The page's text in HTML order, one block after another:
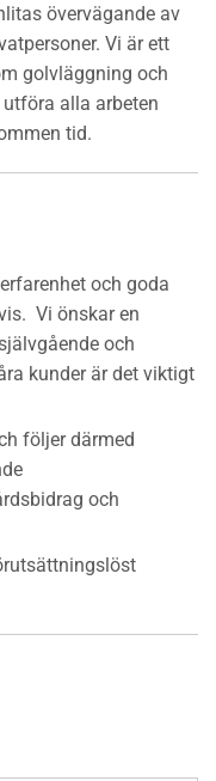
övervägande av
Vi är ett
golvläggning och
alla arbeten
tid.
och goda
Vi önskar en
och
kunder är det viktigt
följer därmed
och